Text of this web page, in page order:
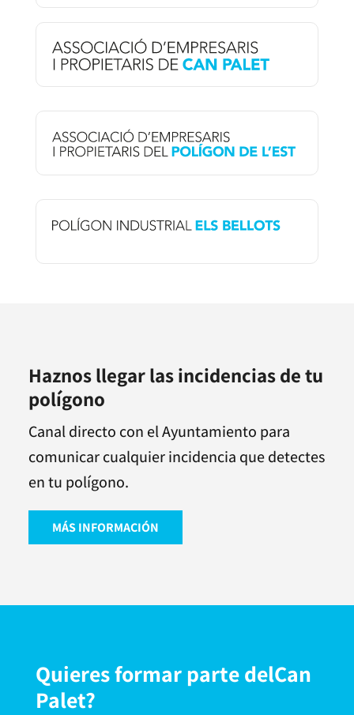
Haznos llegar las incidencias de tu
polígono
Canal directo con el Ayuntamiento para
comunicar cualquier incidencia que detectes
en tu polígono.
MÁS INFORMACIÓN
Quieres formar parte delCan
Palet?